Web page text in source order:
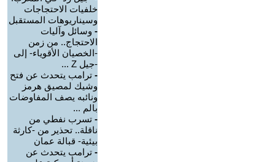
خلفيات الاحتجاجات
وسيناريوهات المستقبل
- وسائل وآليات
الاحتجاج.. من زمن
-الخصيان الأقوياء- إلى
-جيل Z ...
- ترامب يتحدث عن فتح
وشيك لمصيق هرمز
ونائبه يصف المفاوضات
بالم ...
- تسرب نفطي من
ناقلة.. تحذير من -كارثة
بيئية- قبالة عمان
- ترامب يتحدث عن